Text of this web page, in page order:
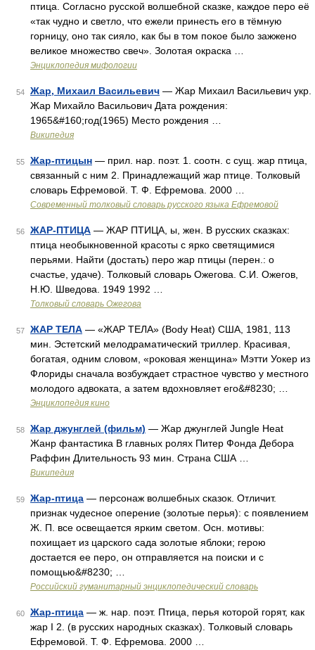
птица. Согласно русской волшебной сказке, каждое перо её
«так чудно и светло, что ежели принесть его в тёмную
горницу, оно так сияло, как бы в том покое было зажжено
великое множество свеч». Золотая окраска …
Энциклопедия мифологии
54 Жар, Михаил Васильевич — Жар Михаил Васильевич укр.
Жар Михайло Васильович Дата рождения:
1965&#160;год(1965) Место рождения …
Википедия
55 Жар-птицын — прил. нар. поэт. 1. соотн. с сущ. жар птица,
связанный с ним 2. Принадлежащий жар птице. Толковый
словарь Ефремовой. Т. Ф. Ефремова. 2000 …
Современный толковый словарь русского языка Ефремовой
56 ЖАР-ПТИЦА — ЖАР ПТИЦА, ы, жен. В русских сказках:
птица необыкновенной красоты с ярко светящимися
перьями. Найти (достать) перо жар птицы (перен.: о
счастье, удаче). Толковый словарь Ожегова. С.И. Ожегов,
Н.Ю. Шведова. 1949 1992 …
Толковый словарь Ожегова
57 ЖАР ТЕЛА — «ЖАР ТЕЛА» (Body Heat) США, 1981, 113
мин. Эстетский мелодраматический триллер. Красивая,
богатая, одним словом, «роковая женщина» Мэтти Уокер из
Флориды сначала возбуждает страстное чувство у местного
молодого адвоката, а затем вдохновляет его&#8230; …
Энциклопедия кино
58 Жар джунглей (фильм) — Жар джунглей Jungle Heat
Жанр фантастика В главных ролях Питер Фонда Дебора
Раффин Длительность 93 мин. Страна США …
Википедия
59 Жар-птица — персонаж волшебных сказок. Отличит.
признак чудесное оперение (золотые перья): с появлением
Ж. П. все освещается ярким светом. Осн. мотивы:
похищает из царского сада золотые яблоки; герою
достается ее перо, он отправляется на поиски и с
помощью&#8230; …
Российский гуманитарный энциклопедический словарь
60 Жар-птица — ж. нар. поэт. Птица, перья которой горят, как
жар I 2. (в русских народных сказках). Толковый словарь
Ефремовой. Т. Ф. Ефремова. 2000 …